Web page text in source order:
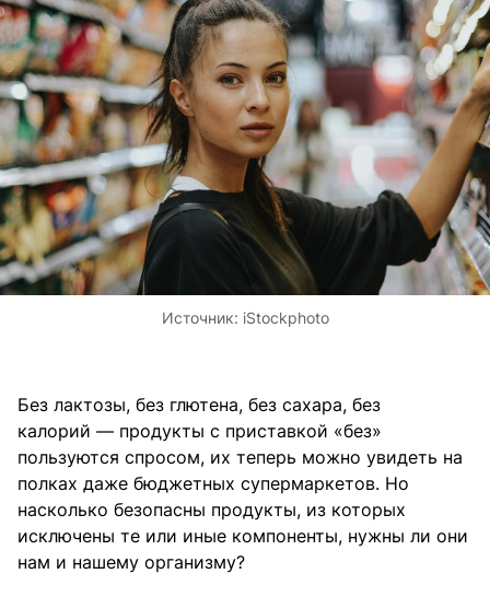
Источник: iStockphoto
Без лактозы, без глютена, без сахара, без
калорий — продукты с приставкой «без»
пользуются спросом, их теперь можно увидеть на
полках даже бюджетных супермаркетов. Но
насколько безопасны продукты, из которых
исключены те или иные компоненты, нужны ли они
нам и нашему организму?